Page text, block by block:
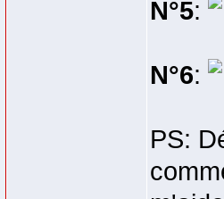
N°5:
N°6:
PS: